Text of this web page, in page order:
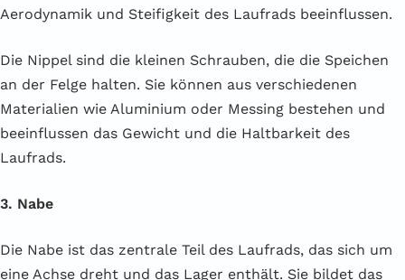
Aerodynamik und Steifigkeit des Laufrads beeinflussen.
Die Nippel sind die kleinen Schrauben, die die Speichen
an der Felge halten. Sie können aus verschiedenen
Materialien wie Aluminium oder Messing bestehen und
beeinflussen das Gewicht und die Haltbarkeit des
Laufrads.
3. Nabe
Die Nabe ist das zentrale Teil des Laufrads, das sich um
eine Achse dreht und das Lager enthält. Sie bildet das